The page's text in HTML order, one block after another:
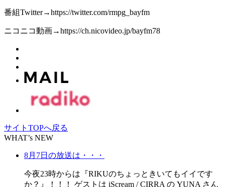
番組Twitter→https://twitter.com/rmpg_bayfm
ニコニコ動画→https://ch.nicovideo.jp/bayfm78
サイトTOPへ戻る
WHAT’s NEW
8月7日の放送は・・・
今夜23時からは『RIKUのちょっときいてもイイです
か？』！！！ ゲストは iScream / CIRRA の YUNA さん